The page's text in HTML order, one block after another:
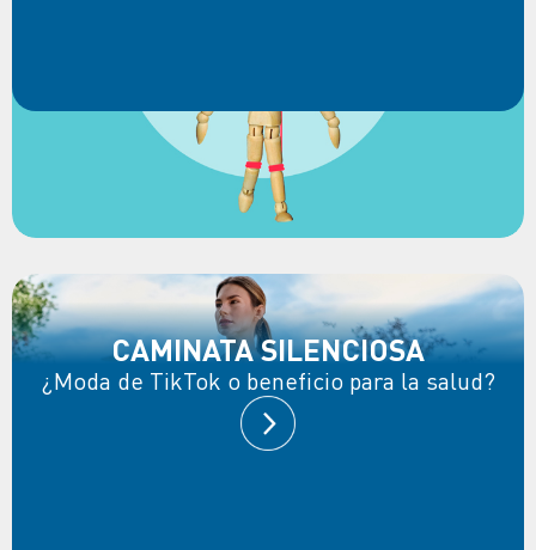
CAMINATA SILENCIOSA
¿Moda de TikTok o beneficio para la salud?